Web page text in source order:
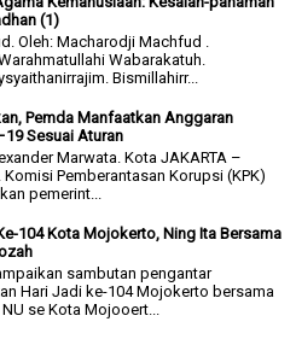
(1)
Oleh: Macharodji Machfud .
Wabarakatuh.
Bismillahirr...
Pemda Manfaatkan Anggaran
Sesuai Aturan
Marwata. Kota JAKARTA –
Pemberantasan Korupsi (KPK)
pemerint...
104 Kota Mojokerto, Ning Ita Bersama
sambutan pengantar
Hari Jadi ke-104 Mojokerto bersama
se Kota Mojooert...